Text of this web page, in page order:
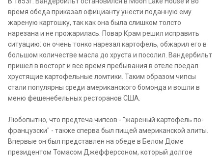
время обеда приказал официанту унести поданную ему
жареную картошку, так как она была слишком толсто
нарезана и не прожарилась. Повар Крам решил исправить
ситуацию: он очень тонко нарезал картофель, обжарил его в
большом количестве масла до хруста и посолил. Вандербильт
пришел в восторг и все время пребывания в отеле поедал
хрустящие картофельные ломтики. Таким образом чипсы
стали популярны среди американского бомонда и вошли в
меню фешенебельных ресторанов США.
Любопытно, что предтеча чипсов - "жареный картофель по-
французски" - также сперва был пищей американской элиты.
Впервые он был представлен на обеде в Белом Доме
президентом Томасом Джефферсоном, который долгое